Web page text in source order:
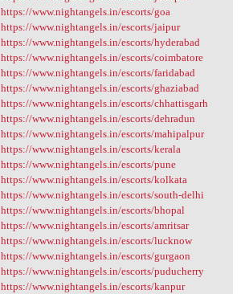
https://www.nightangels.in/escorts/goa
https://www.nightangels.in/escorts/jaipur
https://www.nightangels.in/escorts/hyderabad
https://www.nightangels.in/escorts/coimbatore
https://www.nightangels.in/escorts/faridabad
https://www.nightangels.in/escorts/ghaziabad
https://www.nightangels.in/escorts/chhattisgarh
https://www.nightangels.in/escorts/dehradun
https://www.nightangels.in/escorts/mahipalpur
https://www.nightangels.in/escorts/kerala
https://www.nightangels.in/escorts/pune
https://www.nightangels.in/escorts/kolkata
https://www.nightangels.in/escorts/south-delhi
https://www.nightangels.in/escorts/bhopal
https://www.nightangels.in/escorts/amritsar
https://www.nightangels.in/escorts/lucknow
https://www.nightangels.in/escorts/gurgaon
https://www.nightangels.in/escorts/puducherry
https://www.nightangels.in/escorts/kanpur